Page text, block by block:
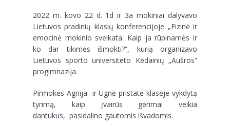
2022 m. kovo 22 d. 1d ir 3a mokiniai dalyvavo
Lietuvos pradinių klasių konferencijoje „Fizinė ir
emocinė mokinio sveikata. Kaip ja rūpinamės ir
ko dar tikimės išmokti?“, kurią organizavo
Lietuvos sporto universiteto Kėdainių „Aušros“
progimnazija.
Pirmokės Agnija ir Ugnė pristatė klasėje vykdytą
tyrimą, kaip įvairūs gėrimai veikia
dantukus, pasidalino gautomis išvadomis.